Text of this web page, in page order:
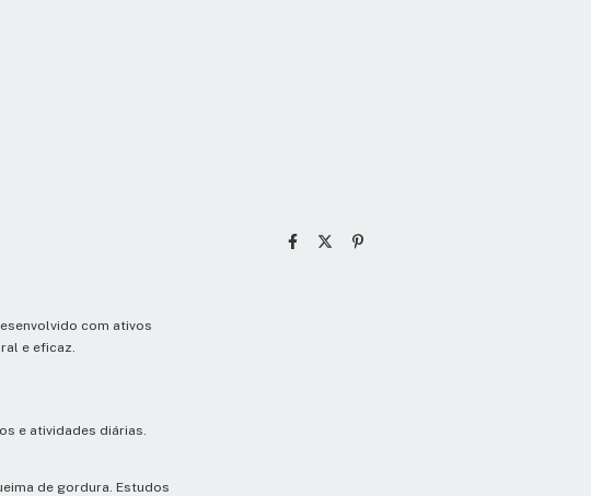
com ativos
e eficaz.
e atividades diárias.
de gordura. Estudos